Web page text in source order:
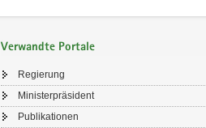
Verwandte Portale
Regierung
Ministerpräsident
Publikationen